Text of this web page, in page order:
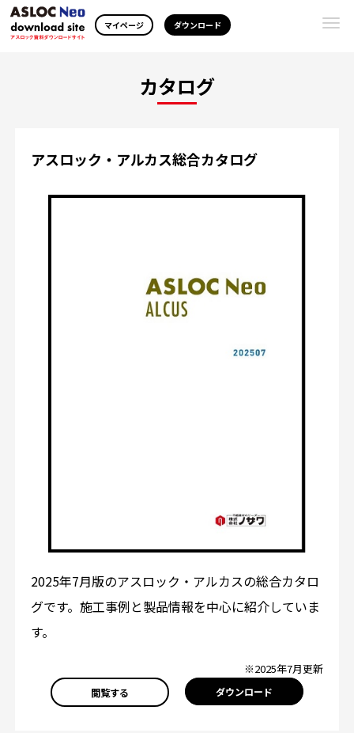
マイページ ダウンロード
カタログ
アスロック・アルカス総合カタログ
2025年7月版のアスロック・アルカスの総合カタロ
グです。施工事例と製品情報を中心に紹介していま
す。
※2025年7月更新
閲覧する ダウンロード